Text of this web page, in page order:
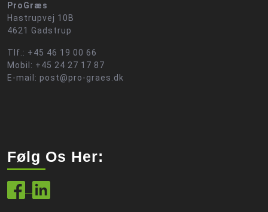
ProGræs
Hastrupvej 10B
4621 Gadstrup
Tlf.: +45 46 19 00 66
Mobil: +45 24 27 17 87
E-mail: post@pro-graes.dk
Følg Os Her: